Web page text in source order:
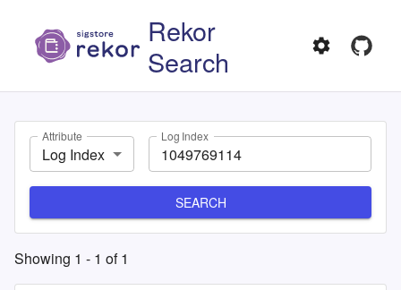
Rekor
Search
Attribute
Log Index
Log Index
SEARCH
Showing 1 - 1 of1